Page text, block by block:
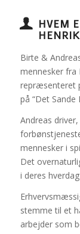
HVEM
Birte &
mennesker
repræsenteret
på “Det Sande
Andreas
mennesker i
Det
i deres
stemme til et
arbejder som